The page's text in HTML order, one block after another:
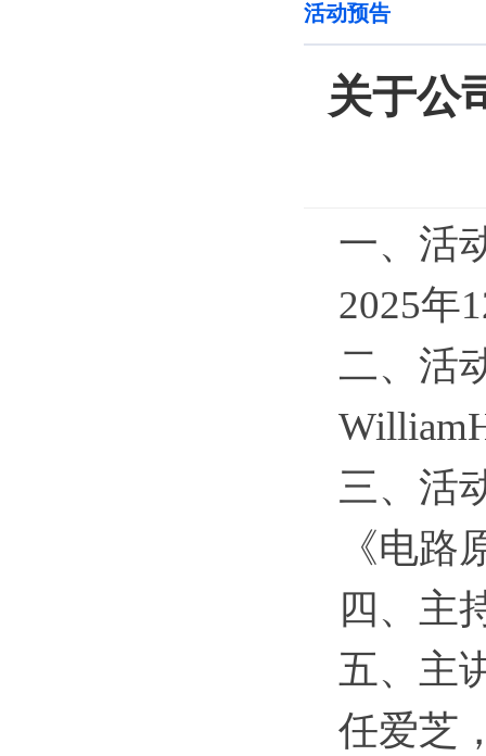
活动预告
关于公
一、活
2025年
二、活
三、活
《电
四、主
五、主
任爱芝